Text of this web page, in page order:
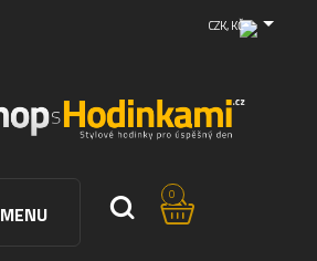
CZK, KČ
MENU
0